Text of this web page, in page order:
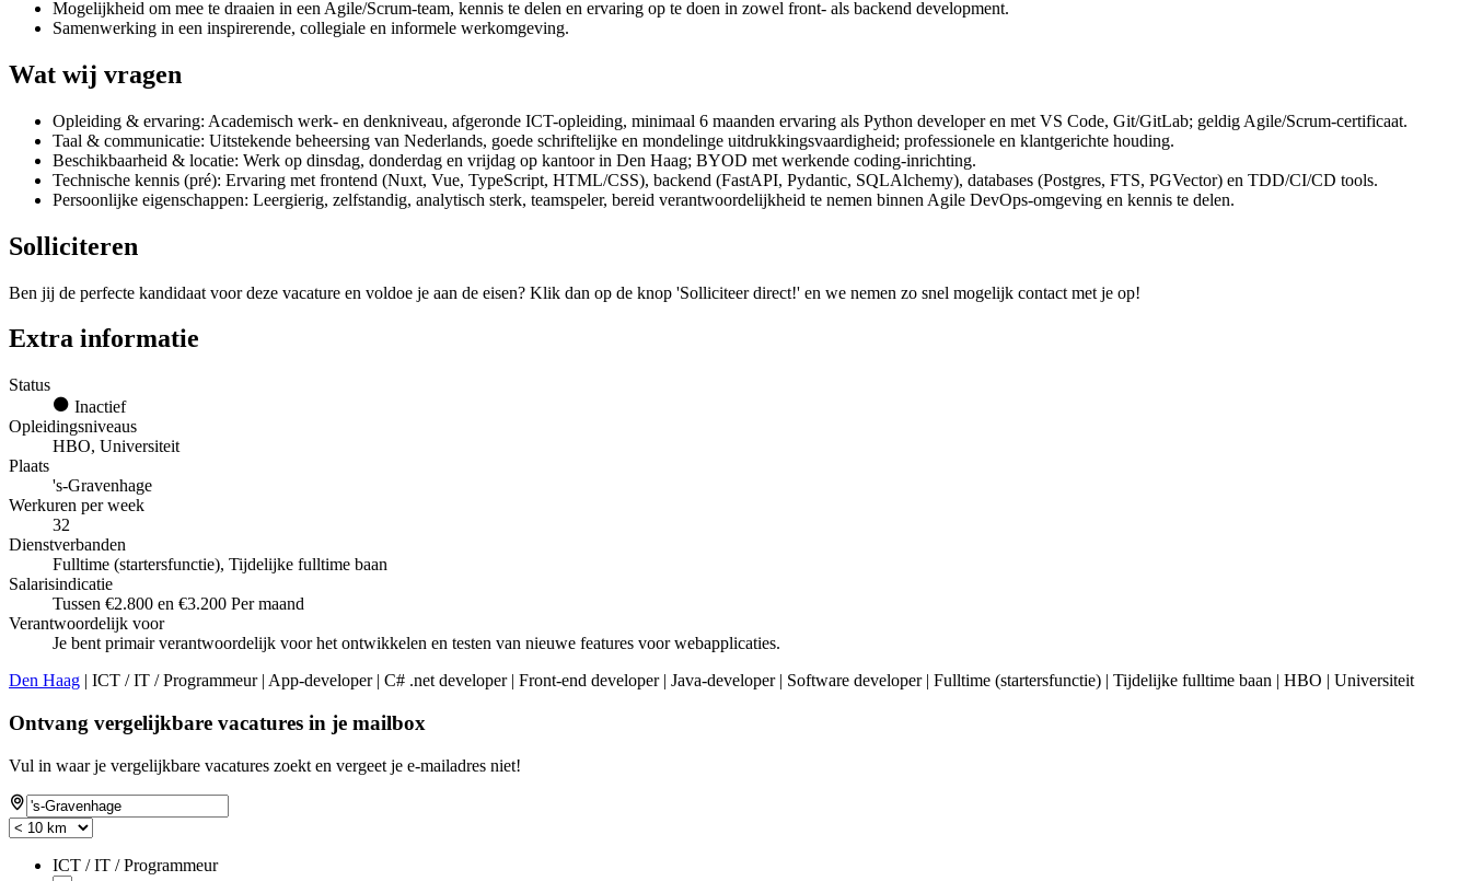
Mogelijkheid om mee te draaien in een Agile/Scrum-team, kennis te delen en ervaring op te doen in zowel front- als backend development.
Samenwerking in een inspirerende, collegiale en informele werkomgeving.
Wat wij vragen
Opleiding & ervaring: Academisch werk- en denkniveau, afgeronde ICT-opleiding, minimaal 6 maanden ervaring als Python developer en met VS Code, Git/GitLab; geldig Agile/Scrum-certificaat.
Taal & communicatie: Uitstekende beheersing van Nederlands, goede schriftelijke en mondelinge uitdrukkingsvaardigheid; professionele en klantgerichte houding.
Beschikbaarheid & locatie: Werk op dinsdag, donderdag en vrijdag op kantoor in Den Haag; BYOD met werkende coding-inrichting.
Technische kennis (pré): Ervaring met frontend (Nuxt, Vue, TypeScript, HTML/CSS), backend (FastAPI, Pydantic, SQLAlchemy), databases (Postgres, FTS, PGVector) en TDD/CI/CD tools.
Persoonlijke eigenschappen: Leergierig, zelfstandig, analytisch sterk, teamspeler, bereid verantwoordelijkheid te nemen binnen Agile DevOps-omgeving en kennis te delen.
Solliciteren
Ben jij de perfecte kandidaat voor deze vacature en voldoe je aan de eisen? Klik dan op de knop 'Solliciteer direct!' en we nemen zo snel mogelijk contact met je op!
Extra informatie
Status
Inactief
Opleidingsniveaus
HBO, Universiteit
Plaats
's-Gravenhage
Werkuren per week
32
Dienstverbanden
Fulltime (startersfunctie), Tijdelijke fulltime baan
Salarisindicatie
Tussen €2.800 en €3.200 Per maand
Verantwoordelijk voor
Je bent primair verantwoordelijk voor het ontwikkelen en testen van nieuwe features voor webapplicaties.
Den Haag | ICT / IT / Programmeur | App-developer | C# .net developer | Front-end developer | Java-developer | Software developer | Fulltime (startersfunctie) | Tijdelijke fulltime baan | HBO | Universiteit
Ontvang vergelijkbare vacatures in je mailbox
Vul in waar je vergelijkbare vacatures zoekt en vergeet je e-mailadres niet!
ICT / IT / Programmeur